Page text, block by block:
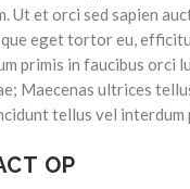
Ut et orci sed sapien
eget tortor eu,
primis in faucibus orci
Maecenas ultrices
tellus vel interdum
OP